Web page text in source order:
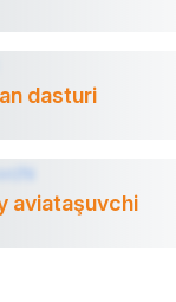
dasturi
aviataşuvchi